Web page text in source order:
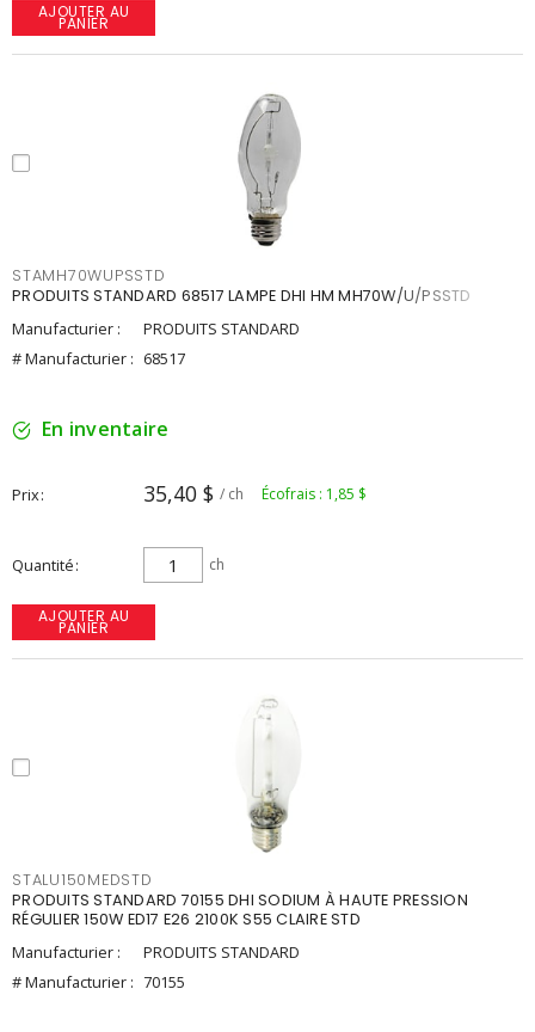
AJOUTER AU
PANIER
STAMH70WUPSSTD
PRODUITS STANDARD 68517 LAMPE DHI HM MH70W/U/PSSTD
Manufacturier :
PRODUITS STANDARD
# Manufacturier : 68517
En inventaire
Prix 35,40 $ / ch Écofrais : 1,85 $
Quantité ch
AJOUTER AU
PANIER
STALU150MEDSTD
PRODUITS STANDARD 70155 DHI SODIUM À HAUTE PRESSION
RÉGULIER 150W ED17 E26 2100K S55 CLAIRE STD
Manufacturier :
PRODUITS STANDARD
# Manufacturier : 70155